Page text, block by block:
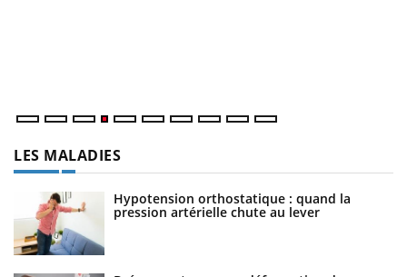
LES MALADIES
Hypotension orthostatique : quand la
pression artérielle chute au lever